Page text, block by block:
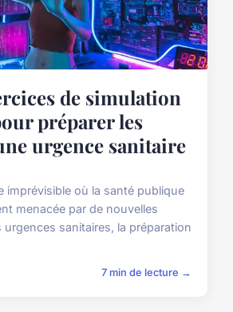
de simulation
préparer les
urgence sanitaire
imprévisible où la santé publique
menacée par de nouvelles
urgences sanitaires, la préparation
7 min de lecture →